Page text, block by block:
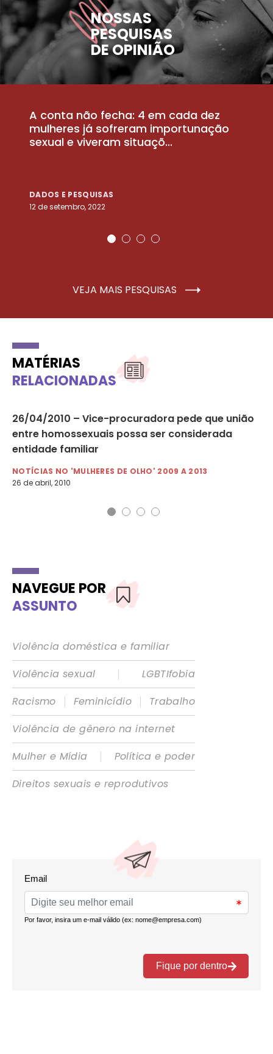
NOSSAS
PESQUISAS
DE OPINIÃO
A conta não fecha: 4 em cada dez
mulheres já sofreram importunação
sexual e viveram situaçõ...
DADOS E PESQUISAS
12 de setembro, 2022
VEJA MAIS PESQUISAS
MATÉRIAS
RELACIONADAS
26/04/2010 – Vice-procuradora pede que união
entre homossexuais possa ser considerada
entidade familiar
NOTÍCIAS NO 'MULHERES DE OLHO' 2009 A 2013
26 de abril, 2010
NAVEGUE POR
ASSUNTO
Violência doméstica e familiar
Violência sexual
|
LGBTIfobia
Racismo
| Feminicídio |
Trabalho
Violência de gênero na internet
Mulher e Mídia
|
Política e poder
Direitos sexuais e reprodutivos